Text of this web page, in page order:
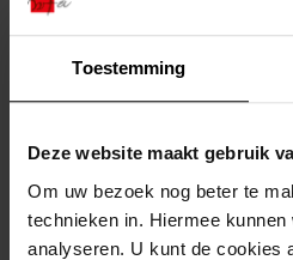
Toestemming
Deze website maakt gebruik
Om uw bezoek nog beter te
technieken in. Hiermee
analyseren. U kunt de cookies
Doorsturen per email